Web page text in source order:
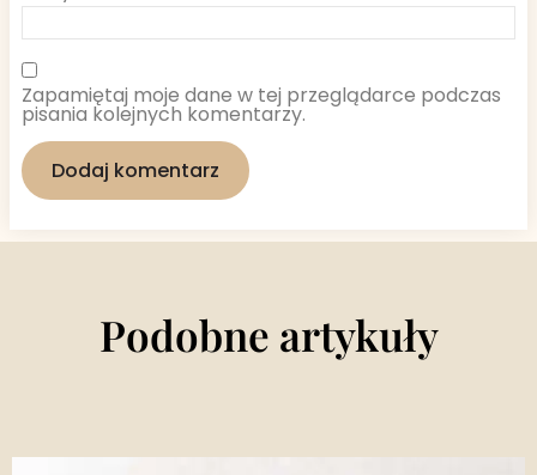
Zapamiętaj moje dane w tej przeglądarce podczas
pisania kolejnych komentarzy.
Podobne artykuły